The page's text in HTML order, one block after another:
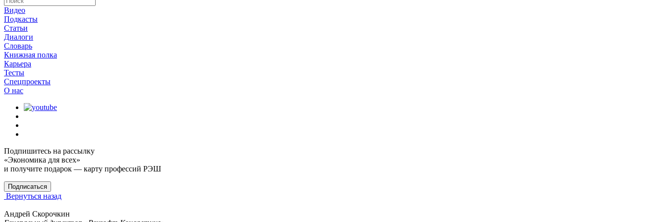
Видео
Подкасты
Статьи
Диалоги
Словарь
Книжная полка
Карьера
Тесты
Спецпроекты
О наc
Подпишитесь на рассылку
«Экономика для всех»
и получите подарок — карту профессий РЭШ
Подписаться
Вернуться назад
Андрей Скорочкин